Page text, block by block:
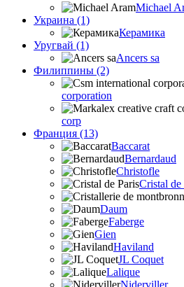
Michael
Украина (1)
Керамика
Уругвай (1)
Ancers sa
Филиппины (2)
corporation
corp
Франция (13)
Baccarat
Bernardaud
Christofle
Cristal de
Daum
Faberge
Gien
Haviland
JL Coquet
Lalique
Niderviller